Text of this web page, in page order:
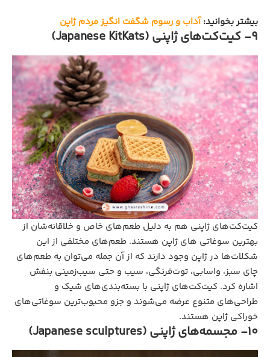
بیشتر بخوانید:آداب و رسوم شگفت انگیز مردم ژاپن
9- کیت‌کت‌های ژاپنی (Japanese KitKats)
کیت‌کت‌های ژاپنی هم به دلیل طعم‌های خاص و خلاقانه‌شان از
بهترین سوغاتی‌ های ژاپن هستند. طعم‌های مختلفی از این
شکلات‌ها در ژاپن وجود دارند که از آن جمله می‌توان به طعم‌های
چای سبز، واسابی، توت‌فرنگی، سیب و حتی سیب‌زمینی بنفش
اشاره کرد. کیت‌کت‌های ژاپنی با بسته‌بندی‌های شیک و
طراحی‌های متنوع عرضه می‌شوند و جزو محبوب‌ترین سوغاتی‌های
خوراکی ژاپن هستند.
10- مجسمه‌های ژاپنی (Japanese sculptures)